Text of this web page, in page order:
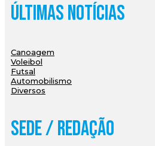
Últimas Notícias
Canoagem
Voleibol
Futsal
Automobilismo
Diversos
Sede / Redação